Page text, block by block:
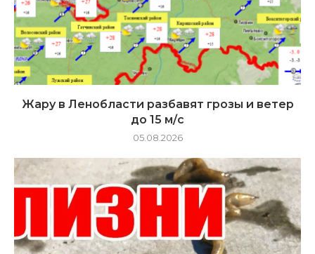
Жару в Ленобласти разбавят грозы и ветер
до 15 м/с
05.08.2026